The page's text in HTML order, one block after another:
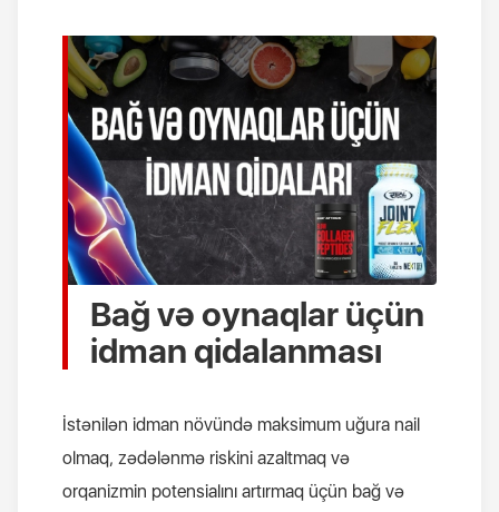
Bağ və oynaqlar üçün
idman qidalanması
İstənilən idman növündə maksimum uğura nail
olmaq, zədələnmə riskini azaltmaq və
orqanizmin potensialını artırmaq üçün bağ və